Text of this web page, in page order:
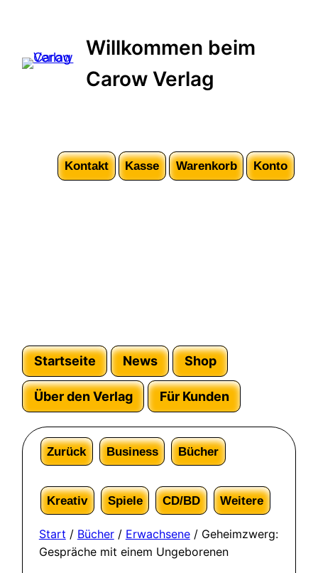
Willkommen beim
Carow Verlag
Kontakt Kasse Warenkorb Konto
Startseite News Shop
Über den Verlag Für Kunden
Zurück Business Bücher
Kreativ Spiele CD/BD Weitere
Start / Bücher/ Erwachsene/ Geheimzwerg:
Gespräche mit einem Ungeborenen